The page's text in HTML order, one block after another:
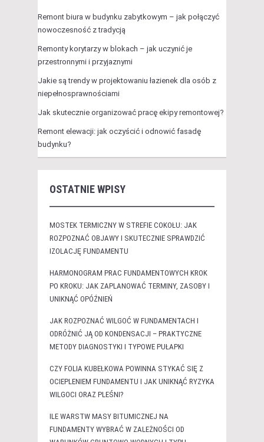
Remont biura w budynku zabytkowym – jak połączyć
nowoczesność z tradycją
Remonty korytarzy w blokach – jak uczynić je
przestronnymi i przyjaznymi
Jakie są trendy w projektowaniu łazienek dla osób z
niepełnosprawnościami
Jak skutecznie organizować pracę ekipy remontowej?
Remont elewacji: jak oczyścić i odnowić fasadę
budynku?
OSTATNIE WPISY
MOSTEK TERMICZNY W STREFIE COKOŁU: JAK
ROZPOZNAĆ OBJAWY I SKUTECZNIE SPRAWDZIĆ
IZOLACJĘ FUNDAMENTU
HARMONOGRAM PRAC FUNDAMENTOWYCH KROK
PO KROKU: JAK ZAPLANOWAĆ TERMINY, ZASOBY I
UNIKNĄĆ OPÓŹNIEŃ
JAK ROZPOZNAĆ WILGOĆ W FUNDAMENTACH I
ODRÓŻNIĆ JĄ OD KONDENSACJI – PRAKTYCZNE
METODY DIAGNOSTYKI I TYPOWE PUŁAPKI
CZY FOLIA KUBEŁKOWA POWINNA STYKAĆ SIĘ Z
OCIEPLENIEM FUNDAMENTU I JAK UNIKNĄĆ RYZYKA
WILGOCI ORAZ PLEŚNI?
ILE WARSTW MASY BITUMICZNEJ NA
FUNDAMENTY WYBRAĆ W ZALEŻNOŚCI OD